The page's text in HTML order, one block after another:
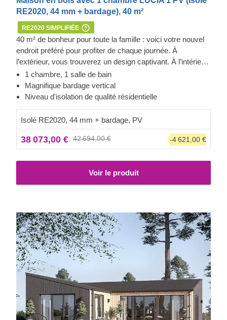
RE2020, 44 mm + bardage), 40 m²
RE2020 SIMPLIFIÉE
40 m² de bonheur pour toute la famille : voici votre nouvel
endroit préféré pour profiter de chaque journée. À
l’extérieur, vous trouverez un design captivant. À l’intérieur,
vous découvrirez un espace parfaitement agencé, offrant
une cuisine ouverte propice à la créativité, un salon
douillet, une chambre spacieuse pouvant accueillir un lit
vous-même : vivre dans LUCIA I vous ouvrira
d'innombrables possibilités !
Extérieur Cedral Click et Thermowood
Cette maison en bois préfabriquée est habillée d’un
revêtement extérieur Cedral Click moderne. Fabriqué en
minéraux, ce matériau est particulièrement apprécié pour
sa durabilité, son étanchéité et sa résistance face au feu et
à l'humidité. L'extérieur de cette maison est également
d'entretien, avec un arôme agréable et une jolie teinte
1 chambre, 1 salle de bain
Magnifique bardage vertical
Niveau d'isolation de qualité résidentielle
Isolé RE2020, 44 mm + bardage, PV
38 073,00 € 42 694,00 € -4 621,00 €
Voir le produit